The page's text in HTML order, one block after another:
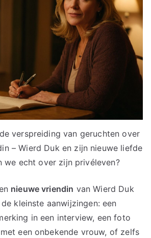
verspreiding van geruchten over
– Wierd Duk en zijn nieuwe liefde
we echt over zijn privéleven?
nieuwe vriendin van Wierd Duk
kleinste aanwijzingen: een
in een interview, een foto
een onbekende vrouw, of zelfs